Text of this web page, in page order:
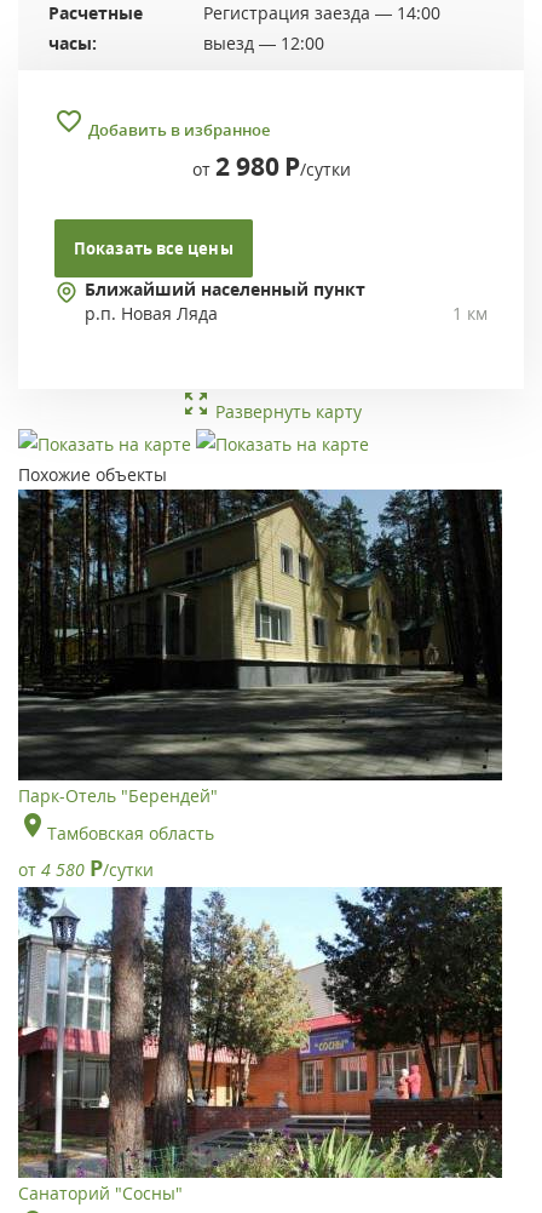
Расчетные
часы:
Регистрация заезда — 14:00
выезд — 12:00
Добавить в избранное
от 2 980 Р/сутки
Показать все цены
Ближайший населенный пункт
р.п. Новая Ляда
1 км
Развернуть карту
Похожие объекты
Парк-Отель "Берендей"
Тамбовская область
от 4 580 Р/сутки
Санаторий "Сосны"